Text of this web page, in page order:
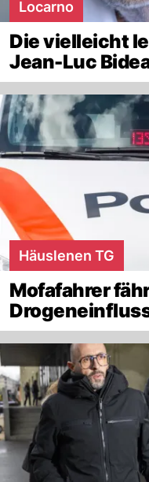
Locarno
Die vielleicht
Jean-Luc
Häuslenen TG
Mofafahrer